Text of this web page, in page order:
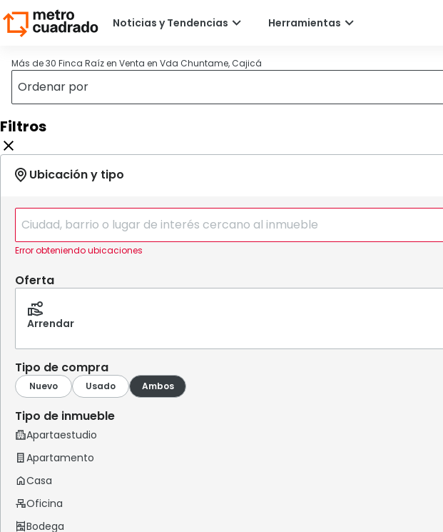
Más de 30 Finca Raíz en Venta en Vda Chuntame, Cajicá
Filtros
Error obteniendo ubicaciones
Oferta
Arrendar
Tipo de compra
Tipo de inmueble